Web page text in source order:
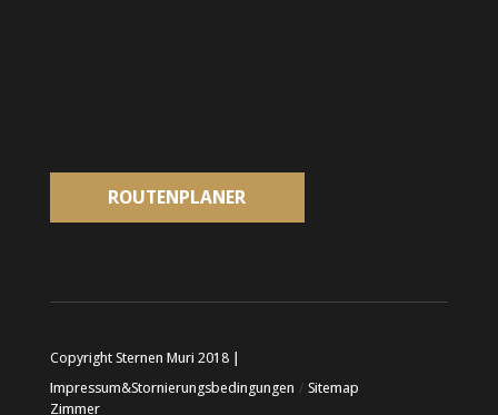
ROUTENPLANER
Copyright Sternen Muri 2018 |
Impressum&Stornierungsbedingungen / Sitemap
Zimmer